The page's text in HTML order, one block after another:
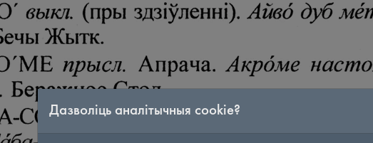
Дазволіць аналітычныя cookie?